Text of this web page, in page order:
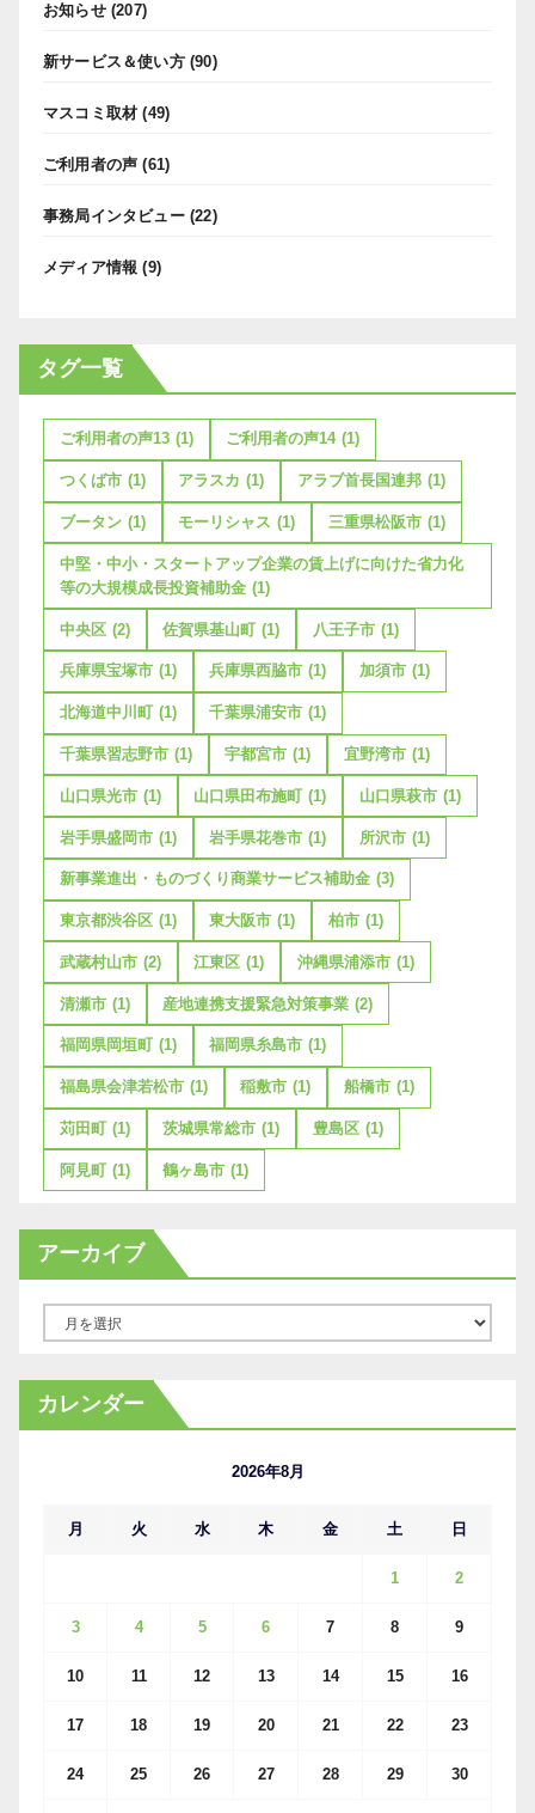
お知らせ(207)
新サービス＆使い方(90)
マスコミ取材 (49)
ご利用者の声 (61)
事務局インタビュー(22)
メディア情報 (9)
タグ一覧
ご利用者の声13 (1) ご利用者の声14 (1)
つくば市 (1) アラスカ (1) アラブ首長国連邦 (1)
ブータン (1) モーリシャス (1) 三重県松阪市 (1)
中堅・中小・スタートアップ企業の賃上げに向けた省力化
等の大規模成長投資補助金 (1)
中央区 (2) 佐賀県基山町 (1) 八王子市 (1)
兵庫県宝塚市 (1) 兵庫県西脇市 (1) 加須市 (1)
北海道中川町 (1) 千葉県浦安市 (1)
千葉県習志野市 (1) 宇都宮市 (1) 宜野湾市 (1)
山口県光市 (1) 山口県田布施町 (1) 山口県萩市 (1)
岩手県盛岡市 (1) 岩手県花巻市 (1) 所沢市 (1)
新事業進出・ものづくり商業サービス補助金 (3)
東京都渋谷区 (1) 東大阪市 (1) 柏市 (1)
武蔵村山市 (2) 江東区 (1) 沖縄県浦添市 (1)
清瀬市 (1) 産地連携支援緊急対策事業 (2)
福岡県岡垣町 (1) 福岡県糸島市 (1)
福島県会津若松市 (1) 稲敷市 (1) 船橋市 (1)
苅田町 (1) 茨城県常総市 (1) 豊島区 (1)
阿見町 (1) 鶴ヶ島市 (1)
アーカイブ
カ
イ
カレンダー
2026年8月
月 火 水 木 金 土 日
1 2
3 4 5 6 7 8 9
10 11 12 13 14 15 16
17 18 19 20 21 22 23
24 25 26 27 28 29 30